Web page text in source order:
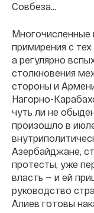
Совбеза...
Многочисленные
примирения с
а регулярно
столкновения
стороны и
Нагорно-
чуть ли не
произошло в
Азербайджане,
протесты, уже
власть — и ей
руководство
Алиев готовы